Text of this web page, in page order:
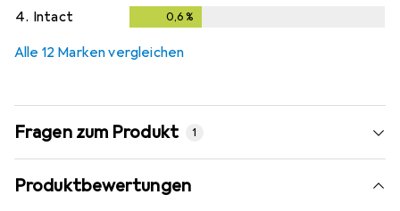
0,3%
4. Intact 0,6 %
Alle 12 Marken vergleichen
Fragen zum Produkt 1
Produktbewertungen